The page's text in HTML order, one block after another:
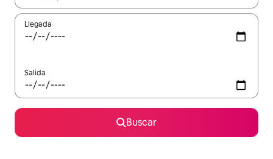
Llegada
Salida
Buscar